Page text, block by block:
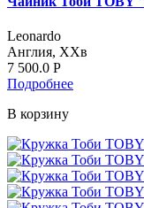
Leonardo
Англия, ХХв
7 500.0 Р
Подробнее
В корзину